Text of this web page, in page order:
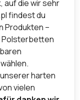
auf die wir sehr
findest du
Produkten –
Polsterbetten
harten
vielen